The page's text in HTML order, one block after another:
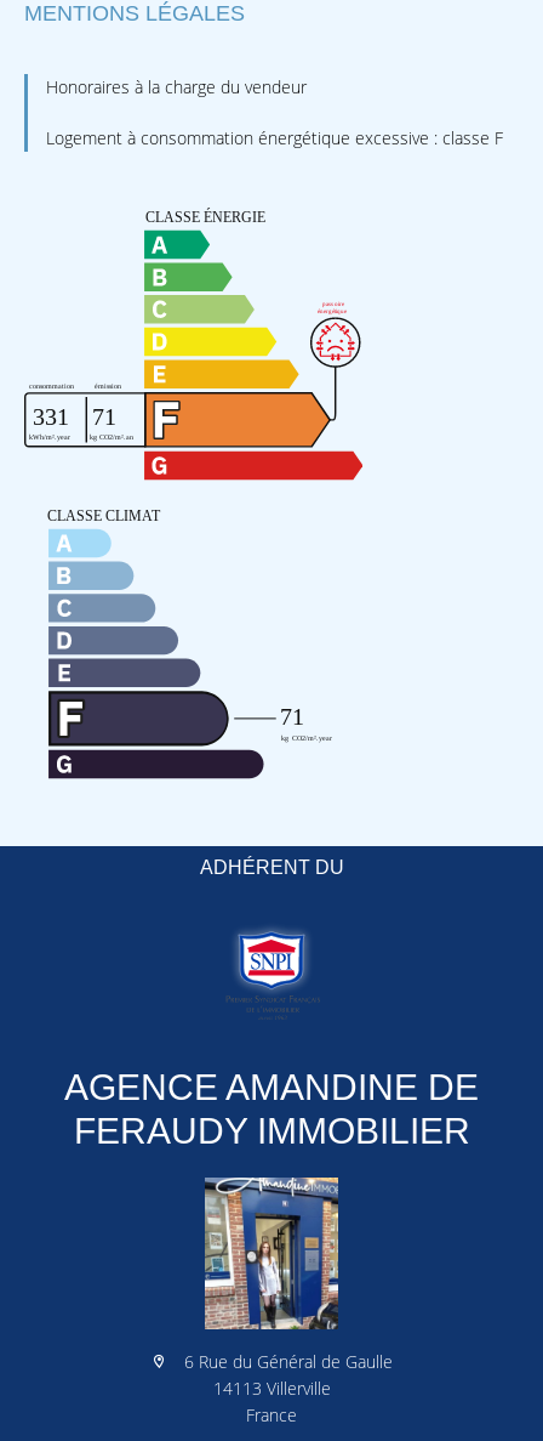
MENTIONS LÉGALES
Honoraires à la charge du vendeur
Logement à consommation énergétique excessive : classe F
ADHÉRENT DU
AGENCE AMANDINE DE
FERAUDY IMMOBILIER
6 Rue du Général de Gaulle
14113 Villerville
France